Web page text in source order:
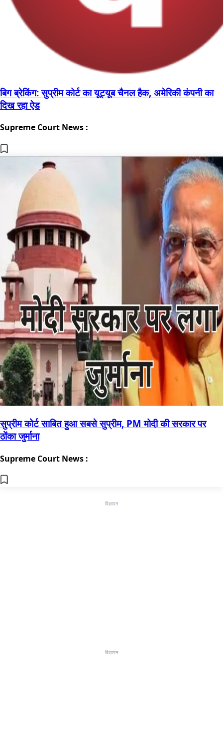
बिग ब्रेकिंग: सुप्रीम कोर्ट का यूट्यूब चैनल हैक, अमेरिकी कंपनी का
दिख रहा ऐड
Supreme Court News :
सुप्रीम कोर्ट साबित हुआ सबसे सुप्रीम, PM मोदी की सरकार पर
ठोंका जुर्माना
Supreme Court News :
विज्ञापन
विज्ञापन